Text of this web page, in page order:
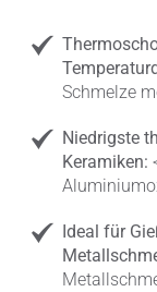
Schmelze
Niedrigste
Keramiken:
Ideal für